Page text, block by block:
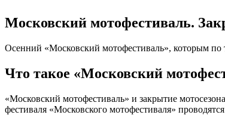
Московский мотофестиваль.
Осенний «Московский мотофестиваль», которым
Что такое «Московский
«Московский мотофестиваль» и закрытие
фестиваля «Московского мотофестиваля»